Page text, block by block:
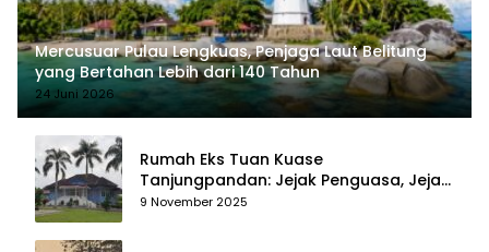
Mercusuar Pulau Lengkuas, Penjaga Laut Belitung
yang Bertahan Lebih dari 140 Tahun
24 Juni 2026
Rumah Eks Tuan Kuase
Tanjungpandan: Jejak Penguasa, Jejak
Kenangan
9 November 2025